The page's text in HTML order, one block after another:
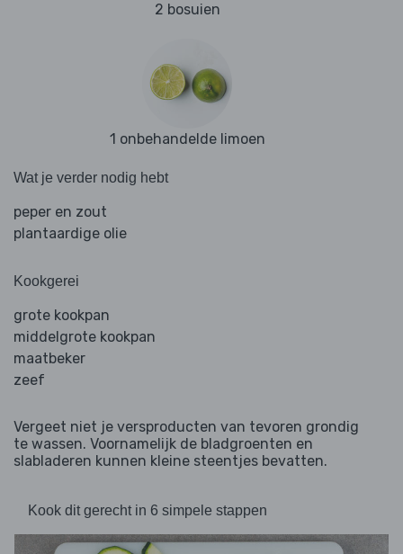
2 bosuien
1 onbehandelde limoen
Wat je verder nodig hebt
peper en zout
plantaardige olie
Kookgerei
grote kookpan
middelgrote kookpan
maatbeker
zeef
Vergeet niet je versproducten van tevoren grondig
te wassen. Voornamelijk de bladgroenten en
slabladeren kunnen kleine steentjes bevatten.
Kook dit gerecht in 6 simpele stappen